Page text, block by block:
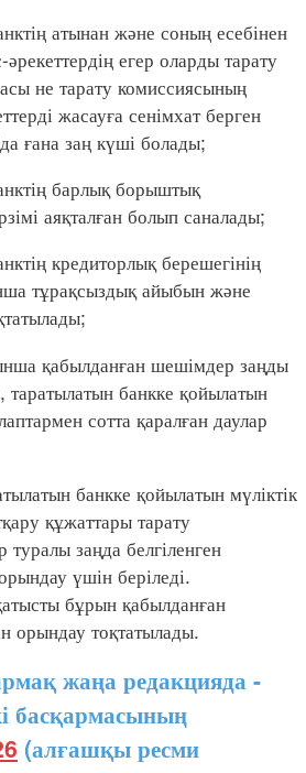
атынан және соның есебінен
егер оларды тарату
не тарату комиссиясының
жасауға сенімхат берген
ғана заң күші болады;
барлық борыштық
аяқталған болып саналады;
кредиторлық берешегінің
тұрақсыздық айыбын және
қабылданған шешімдер заңды
таратылатын банкке қойылатын
сотта қаралған даулар
банкке қойылатын мүліктік
құжаттары тарату
заңда белгіленген
үшін беріледі.
бұрын қабылданған
орындау тоқтатылады.
жаңа редакцияда -
басқармасының
(алғашқы ресми